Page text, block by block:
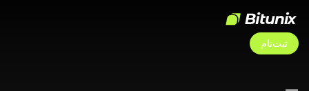
ثبت‌نام